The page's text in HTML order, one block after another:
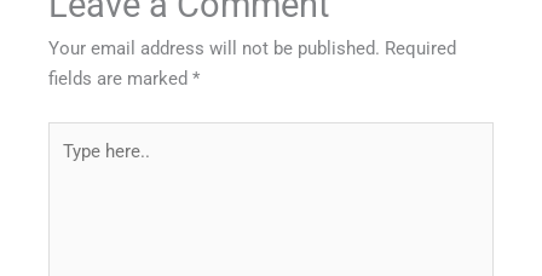
Your email address will not be published. Required
fields are marked*
here..